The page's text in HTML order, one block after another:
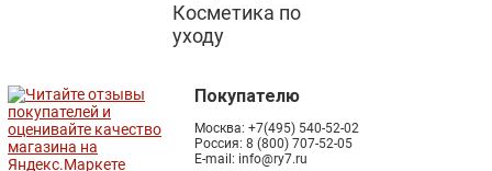
Косметика по
уходу
Покупателю
Москва: +7(495) 540-52-02
Россия: 8 (800) 707-52-05
E-mail: info@ry7.ru